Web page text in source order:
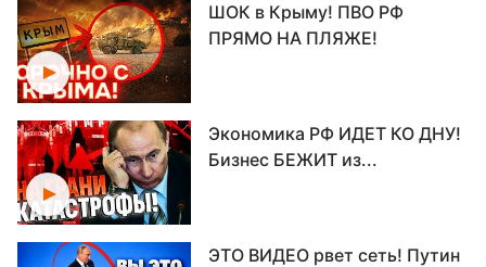
ШОК в Крыму! ПВО РФ
ПРЯМО НА ПЛЯЖЕ!
Экономика РФ ИДЕТ КО ДНУ!
Бизнес БЕЖИТ из...
ЭТО ВИДЕО рвет сеть! Путин